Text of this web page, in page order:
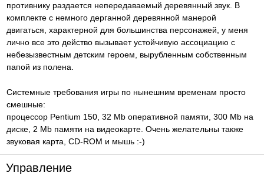
противнику раздается непередаваемый деревянный звук. В
комплекте с немного дерганной деревянной манерой
двигаться, характерной для большинства персонажей, у меня
лично все это действо вызывает устойчивую ассоциацию с
небезызвестным детским героем, вырубленным собственным
папой из полена.
Системные требования игры по нынешним временам просто
смешные:
процессор Pentium 150, 32 Mb оперативной памяти, 300 Mb на
диске, 2 Mb памяти на видеокарте. Очень желательны также
звуковая карта, CD-ROM и мышь :-)
Управление